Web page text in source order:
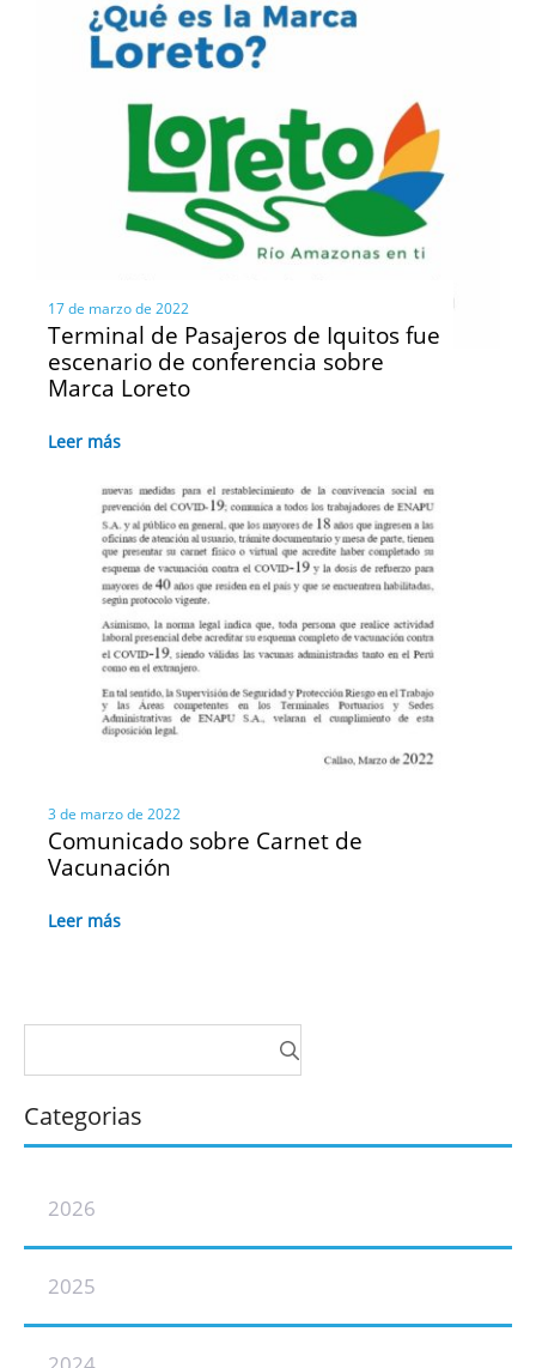
Terminal de Pasajeros de Iquitos fue
escenario de conferencia sobre
Marca Loreto
17 de marzo de 2022
Leer más
Comunicado sobre Carnet de
Vacunación
3 de marzo de 2022
Leer más
Categorias
2026
2025